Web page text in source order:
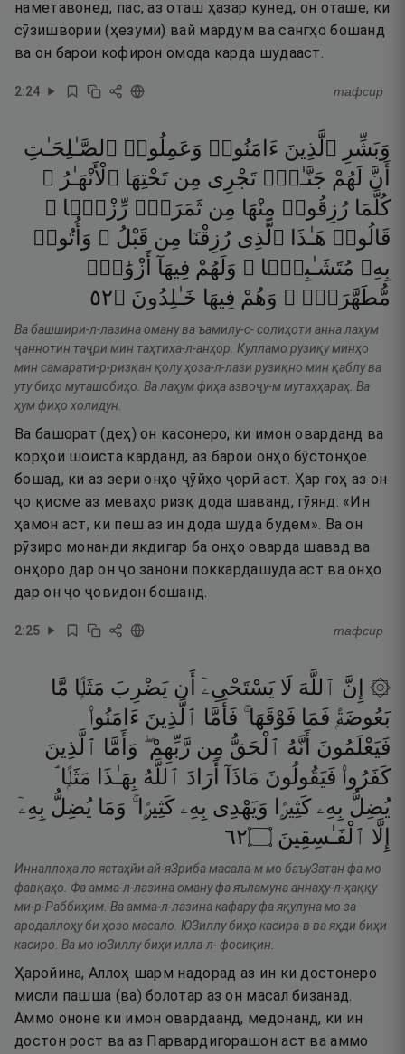
наметавонед, пас, аз оташ ҳазар кунед, он оташе, ки
сӯзишвории (ҳезуми) вай мардум ва сангҳо бошанд
ва он барои кофирон омода карда шудааст.
2:24 тафсир
وَبَشِّرِ ٱلَّذِينَ ءَامَنُوا۟ وَعَمِلُوا۟ ٱلصَّـٰلِحَـٰتِ
أَنَّ لَهُمْ جَنَّـٰتٍۢ تَجْرِى مِن تَحْتِهَا ٱلْأَنْهَـٰرُ ۖ
كُلَّمَا رُزِقُوا۟ مِنْهَا مِن ثَمَرَةٍۢ رِّزْقًۭا ۙ
قَالُوا۟ هَـٰذَا ٱلَّذِى رُزِقْنَا مِن قَبْلُ ۖ وَأُتُوا۟
بِهِۦ مُتَشَـٰبِهًۭا ۖ وَلَهُمْ فِيهَآ
أَزْوَٰجٌۭ
مُّطَهَّرَةٌۭ ۖ وَهُمْ فِيهَا خَـٰلِدُونَ ۝٢٥
Ва башшири-л-лазина оману ва ъамилу-с- солиҳоти анна лаҳум
ҷаннотин таҷри мин таҳтиҳа-л-анҳор. Кулламо рузиқу минҳо
мин самарати-р-ризқан қолу ҳоза-л-лази рузиқно мин қаблу ва
уту биҳо муташобиҳо. Ва лаҳум фиҳа азвоҷу-м мутаҳҳараҳ. Ва
ҳум фиҳо холидун.
Ва башорат (деҳ) он касонеро, ки имон оварданд ва
корҳои шоиста карданд, аз барои онҳо бӯстонҳое
бошад, ки аз зери онҳо ҷӯйҳо ҷорӣ аст. Ҳар гоҳ аз он
ҷо қисме аз меваҳо ризқ дода шаванд, гӯянд: «Ин
ҳамон аст, ки пеш аз ин дода шуда будем». Ва он
рӯзиро монанди якдигар ба онҳо оварда шавад ва
онҳоро дар он ҷо занони поккардашуда аст ва онҳо
дар он ҷо ҷовидон бошанд.
2:25 тафсир
۞ إِنَّ ٱللَّهَ لَا يَسْتَحْىِۦٓ أَن يَضْرِبَ مَثَلًۭا مَّا
بَعُوضَةًۭ فَمَا فَوْقَهَا ۚ فَأَمَّا ٱلَّذِينَ ءَامَنُوا۟
فَيَعْلَمُونَ أَنَّهُ ٱلْحَقُّ مِن رَّبِّهِمْ ۖ وَأَمَّا ٱلَّذِينَ
كَفَرُوا۟ فَيَقُولُونَ مَاذَآ أَرَادَ ٱللَّهُ بِهَـٰذَا
مَثَلًۭا ۘ
يُضِلُّ بِهِۦ كَثِيرًۭا وَيَهْدِى بِهِۦ كَثِيرًۭا ۚ وَمَا يُضِلُّ بِهِۦٓ
إِلَّا ٱلْفَـٰسِقِينَ ۝٢٦
Инналлоҳа ло ястаҳйи ай-яЗриба масала-м мо баъуЗатан фа мо
фавқаҳо. Фа амма-л-лазина оману фа яъламуна аннаҳу-л-ҳаққу
ми-р-Раббиҳим. Ва амма-л-лазина кафару фа яқулуна мо за
ародаллоҳу би ҳозо масало. ЮЗиллу биҳо касира-в ва яҳди биҳи
касиро. Ва мо юЗиллу биҳи илла-л- фосиқин.
Ҳаройина, Аллоҳ шарм надорад аз ин ки достонеро
мисли пашша (ва) болотар аз он масал бизанад.
Аммо ононе ки имон овардаанд, медонанд, ки ин
достон рост ва аз Парвардигорашон аст ва аммо